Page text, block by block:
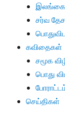
சர்வ
கவிதைகள்
சமூக
பொது
செய்திகள்